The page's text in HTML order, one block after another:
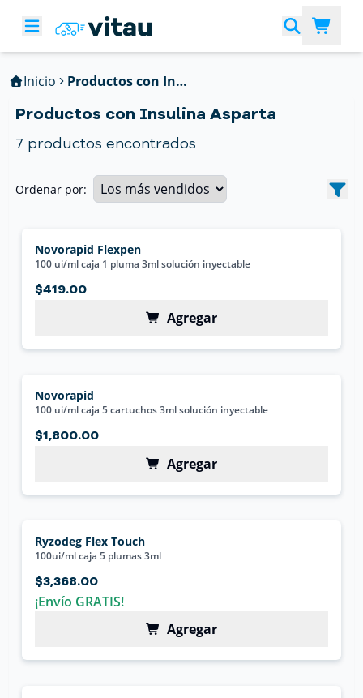
Inicio Productos con Insulina Asparta
Productos con Insulina Asparta
7 productos encontrados
Ordenar por:
Novorapid Flexpen
100 ui/ml caja 1 pluma 3ml solución inyectable
$419.00
Agregar
Novorapid
100 ui/ml caja 5 cartuchos 3ml solución inyectable
$1,800.00
Agregar
Ryzodeg Flex Touch
100ui/ml caja 5 plumas 3ml
$3,368.00
¡Envío GRATIS!
Agregar